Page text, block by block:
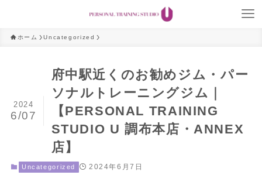
ホーム Uncategorized
府中駅近くのお勧めジム・パー
ソナルトレーニングジム｜
【PERSONAL TRAINING
STUDIO U 調布本店・ANNEX
店】
2024
6/07
Uncategorized 2024年6月7日